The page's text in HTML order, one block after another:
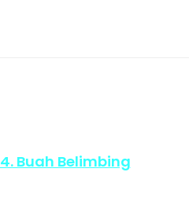
4. Buah Belimbing